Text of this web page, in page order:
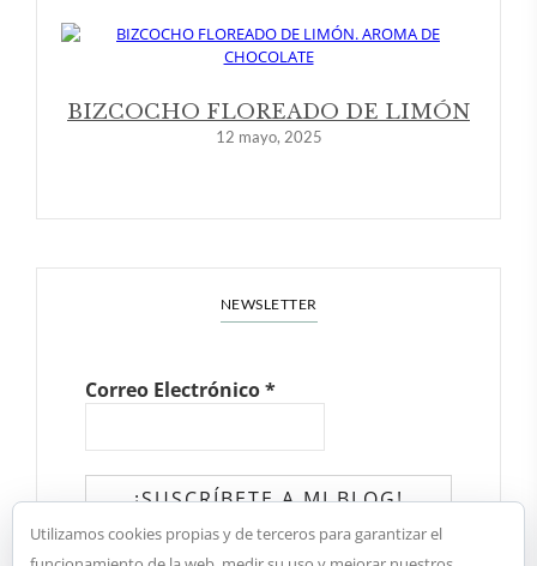
BIZCOCHO FLOREADO DE LIMÓN
12 mayo, 2025
NEWSLETTER
Correo Electrónico*
✓ He leído y acepto la política de
Utilizamos cookies propias y de terceros para garantizar el